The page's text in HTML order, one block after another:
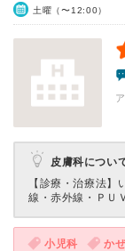
土曜（〜12:00）
皮膚科につい
【診療・治療法】
線・赤外線・ＰＵ
小児科 か